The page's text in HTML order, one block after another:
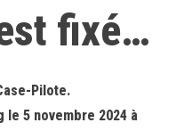
fixé…
Pilote.
le 5 novembre 2024 à